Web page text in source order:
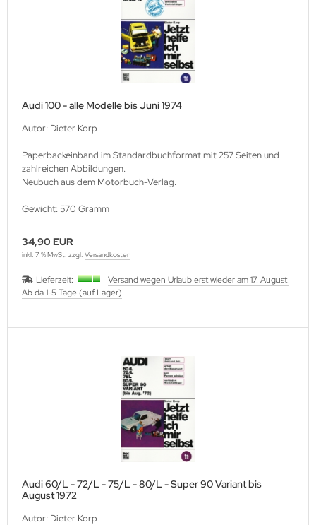
Audi 100 - alle Modelle bis Juni 1974
Autor: Dieter Korp
Paperbackeinband im Standardbuchformat mit 257 Seiten und
zahlreichen Abbildungen.
Neubuch aus dem Motorbuch-Verlag.
Gewicht: 570 Gramm
34,90 EUR
inkl. 7 % MwSt. zzgl. Versandkosten
Lieferzeit:
Versand wegen Urlaub erst wieder am 17. August.
Ab da 1-5 Tage (auf Lager)
Audi 60/L - 72/L - 75/L - 80/L - Super 90 Variant bis
August 1972
Autor: Dieter Korp